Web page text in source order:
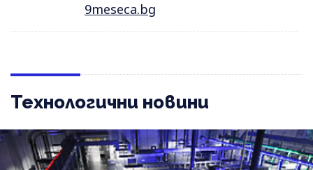
9meseca.bg
Технологични новини